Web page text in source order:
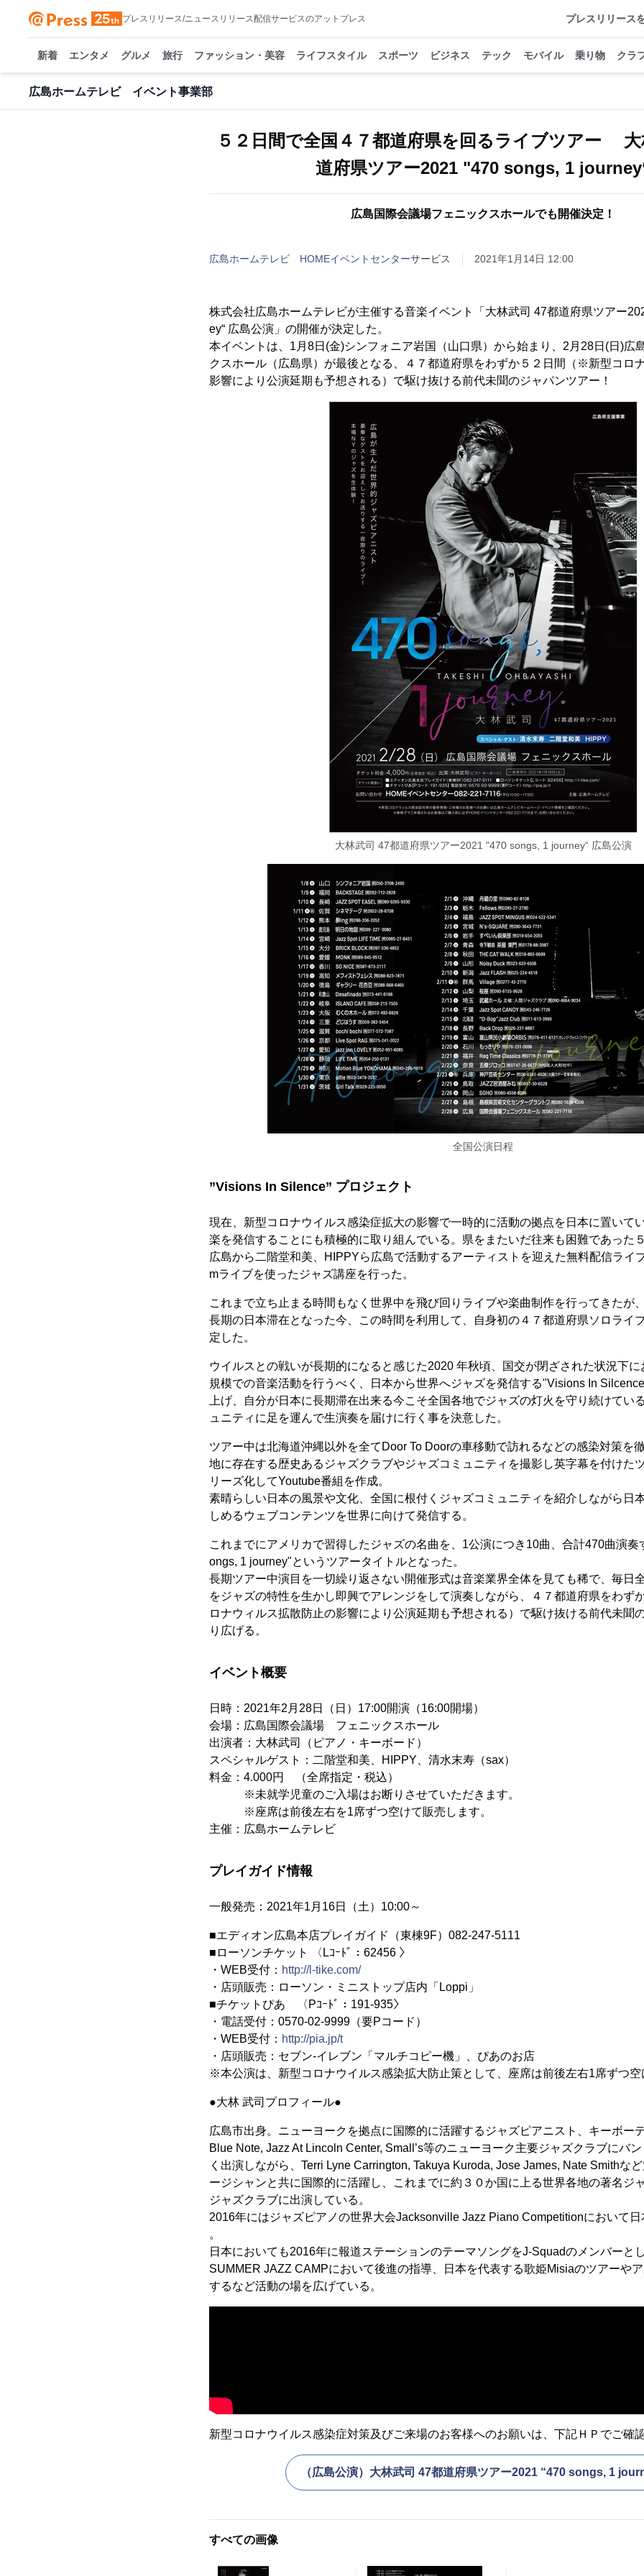
プレスリリース/ニュースリリース配信サービスのアットプレス プレスリリース
新着 エンタメ グルメ 旅行 ファッション・美容 ライフスタイル スポーツ ビジネス テック モバイル 乗り物 クラ
広島ホームテレビ イベント事業部
５２日間で全国４７都道府県を回るライブツアー 大
道府県ツアー2021 "470 songs, 1
広島国際会議場フェニックスホールでも開催決定！
広島ホームテレビ HOMEイベントセンターサービス 2021年1月14日 12:00
株式会社広島ホームテレビが主催する音楽イベント「大林武司 47都道府県ツアー
ey“ 広島公演」の開催が決定した。
本イベントは、1月8日(金)シンフォニア岩国（山口県）から始まり、2月28日(日)広
クスホール（広島県）が最後となる、４７都道府県をわずか５２日間（※新型コロ
影響により公演延期も予想される）で駆け抜ける前代未聞のジャパンツアー！
大林武司 47都道府県ツアー2021 "470 songs, 1 journey“ 広島公演
全国公演日程
”Visions In Silence” プロジェクト
現在、新型コロナウイルス感染症拡大の影響で一時的に活動の拠点を日本に置いて
楽を発信することにも積極的に取り組んでいる。県をまたいだ往来も困難であった
広島から二階堂和美、HIPPYら広島で活動するアーティストを迎えた無料配信ライ
mライブを使ったジャズ講座を行った。
これまで立ち止まる時間もなく世界中を飛び回りライブや楽曲制作を行ってきたが
長期の日本滞在となった今、この時間を利用して、自身初の４７都道府県ソロライ
定した。
ウイルスとの戦いが長期的になると感じた2020 年秋頃、国交が閉ざされた状況下
規模での音楽活動を行うべく、日本から世界へジャズを発信する"Visions In
上げ、自分が日本に長期滞在出来る今こそ全国各地でジャズの灯火を守り続けてい
ュニティに足を運んで生演奏を届けに行く事を決意した。
ツアー中は北海道沖縄以外を全てDoor To Doorの車移動で訪れるなどの感染対策を
地に存在する歴史あるジャズクラブやジャズコミュニティを撮影し英字幕を付けた
リーズ化してYoutube番組を作成。
素晴らしい日本の風景や文化、全国に根付くジャズコミュニティを紹介しながら日
しめるウェブコンテンツを世界に向けて発信する。
これまでにアメリカで習得したジャズの名曲を、1公演につき10曲、合計470曲演奏
ongs, 1 journey"というツアータイトルとなった。
長期ツアー中演目を一切繰り返さない開催形式は音楽業界全体を見ても稀で、毎日
をジャズの特性を生かし即興でアレンジをして演奏しながら、４７都道府県をわず
ロナウィルス拡散防止の影響により公演延期も予想される）で駆け抜ける前代未聞
り広げる。
イベント概要
日時：2021年2月28日（日）17:00開演（16:00開場）
会場：広島国際会議場 フェニックスホール
出演者：大林武司（ピアノ・キーボード）
スペシャルゲスト：二階堂和美、HIPPY、清水末寿（sax）
料金：4.000円 （全席指定・税込）
※未就学児童のご入場はお断りさせていただきます。
※座席は前後左右を1席ずつ空けて販売します。
主催：広島ホームテレビ
プレイガイド情報
一般発売：2021年1月16日（土）10:00～
■エディオン広島本店プレイガイド（東棟9F）082-247-5111
■ローソンチケット 〈Lｺｰﾄﾞ：62456 〉
・WEB受付： http://l-tike.com/
・店頭販売：ローソン・ミニストップ店内「Loppi」
■チケットぴあ 〈Pｺｰﾄﾞ：191-935〉
・電話受付：0570-02-9999（要Pコード）
・WEB受付： http://pia.jp/t
・店頭販売：セブン-イレブン「マルチコピー機」、ぴあのお店
※本公演は、新型コロナウイルス感染拡大防止策として、座席は前後左右1席ずつ空
●大林 武司プロフィール●
広島市出身。ニューヨークを拠点に国際的に活躍するジャズピアニスト、キーボー
Blue Note, Jazz At Lincoln Center, Small’s等のニューヨーク主要ジャズクラブにバ
く出演しながら、Terri Lyne Carrington, Takuya Kuroda, Jose James, Nate Smithな
ージシャンと共に国際的に活躍し、これまでに約３０か国に上る世界各地の著名ジ
ジャズクラブに出演している。
2016年にはジャズピアノの世界大会Jacksonville Jazz Piano Competitionにおいて
。
日本においても2016年に報道ステーションのテーマソングをJ-Squadのメンバーと
SUMMER JAZZ CAMPにおいて後進の指導、日本を代表する歌姫Misiaのツアーや
するなど活動の場を広げている。
新型コロナウイルス感染症対策及びご来場のお客様へのお願いは、下記ＨＰでご確認
（広島公演）大林武司 47都道府県ツアー2021 “470 songs, 1
すべての画像